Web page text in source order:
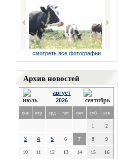
смотреть все фотографии
Архив новостей
август
2026
пон втр срд чет пят суб вск
1 2
3 4 5 6 7 8 9
10 11 12 13 14 15 16